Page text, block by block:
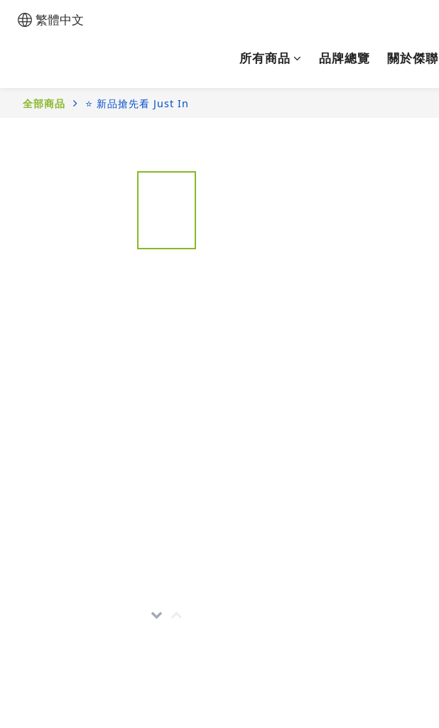
繁體中文
所有商品 品牌總覽 關於傑聯
全部商品 ⭐ 新品搶先看 Just In